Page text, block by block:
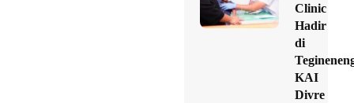
Clinic
Hadir
di
KAI
Divre